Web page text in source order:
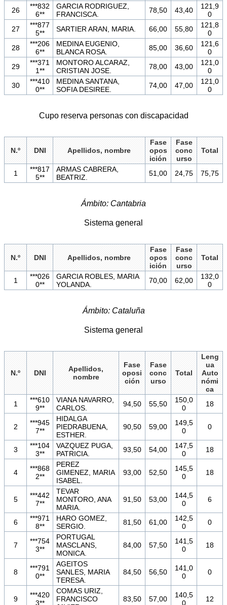
26
***832
6**
GARCIA RODRIGUEZ,
FRANCISCA.
78,50 43,40
121,9
0
27
***877
5**
SARTIER ARAN, MARIA. 66,00 55,80
121,8
0
28
***206
6**
MEDINA EUGENIO,
BLANCA ROSA.
85,00 36,60
121,6
0
29
***371
1**
MONTORO ALCARAZ,
CRISTIAN JOSE.
78,00 43,00
121,0
0
30
***410
0**
MEDINA SANTANA,
SOFIA DESIREE.
74,00 47,00
121,0
0
Cupo reserva personas con discapacidad
N.º DNI Apellidos, nombre
Fase
opos
ición
Fase
conc
urso
Total
1
***817
5**
ARMAS CABRERA,
BEATRIZ.
51,00 24,75 75,75
Ámbito: Cantabria
Sistema general
N.º DNI Apellidos, nombre
Fase
opos
ición
Fase
conc
urso
Total
1
***026
0**
GARCIA ROBLES, MARIA
YOLANDA.
70,00 62,00
132,0
0
Ámbito: Cataluña
Sistema general
N.º DNI
Apellidos,
nombre
Fase
oposi
ción
Fase
conc
urso
Total
Leng
ua
Auto
nómi
ca
1
***610
9**
VIANA NAVARRO,
CARLOS.
94,50 55,50
150,0
0
18
2
***945
7**
HIDALGA
PIEDRABUENA,
ESTHER.
90,50 59,00
149,5
0
0
3
***104
3**
VAZQUEZ PUGA,
PATRICIA.
93,50 54,00
147,5
0
18
4
***868
2**
PEREZ
GIMENEZ, MARIA
ISABEL.
93,00 52,50
145,5
0
18
5
***442
7**
TEVAR
MONTORO, ANA
MARIA.
91,50 53,00
144,5
0
6
6
***971
8**
HARO GOMEZ,
SERGIO.
81,50 61,00
142,5
0
0
7
***754
3**
PORTUGAL
MASCLANS,
MONICA.
84,00 57,50
141,5
0
18
8
***791
0**
AGEITOS
SANLES, MARIA
TERESA.
84,50 56,50
141,0
0
0
9
***420
3**
COMAS URIZ,
FRANCISCO
83,50 57,00
140,5
0
12